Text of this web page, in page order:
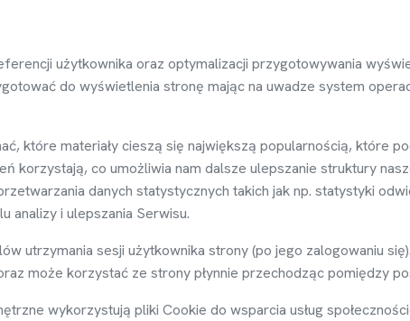
użytkownika oraz optymalizacji przygotowywania wyś
ćdo wyświetlenia stronę mając na uwadze system
ć, które materiały cieszą się największą popularnością, które
ń korzystają, co umożliwia nam dalsze ulepszanie struktury
danych statystycznych takich jak np. statystyki
analizy i ulepszania Serwisu.
utrzymania sesji użytkownika strony (po jego zalogowaniu się
może korzystać ze strony płynnie przechodząc pomiędzy
ętrzne wykorzystują pliki Cookie do wsparcia usług społecznoś